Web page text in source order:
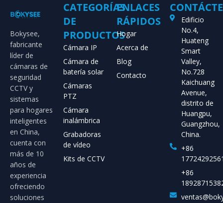
Bokysee,
fabricante
líder de
cámaras de
seguridad
CCTV y
sistemas
para hogares
inteligentes
en China,
cuenta con
más de 10
años de
experiencia
ofreciendo
soluciones
CATEGORÍAS
DE
PRODUCTOS
Cámara IP
Cámara de
batería solar
Cámaras
PTZ
Cámara
inalámbrica
Grabadoras
de vídeo
Kits de CCTV
ENLACES
RÁPIDOS
Hogar
Acerca de
Blog
Contacto
Edificio
No.4,
Huateng
Smart
Valley,
No.728
Kaichuang
Avenue,
distrito de
Huangpu,
Guangzhou,
China.
+86
+86